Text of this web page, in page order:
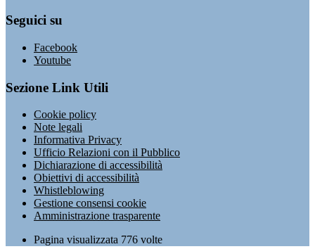
Seguici su
Facebook
Youtube
Sezione Link Utili
Cookie policy
Note legali
Informativa Privacy
Ufficio Relazioni con il Pubblico
Dichiarazione di accessibilità
Obiettivi di accessibilità
Whistleblowing
Gestione consensi cookie
Amministrazione trasparente
Pagina visualizzata 776 volte